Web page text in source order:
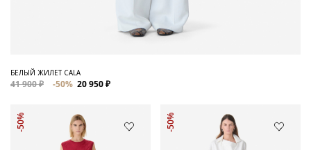
БЕЛЫЙ ЖИЛЕТ CALA
41 900 ₽ -50% 20 950 ₽
-50% -50%